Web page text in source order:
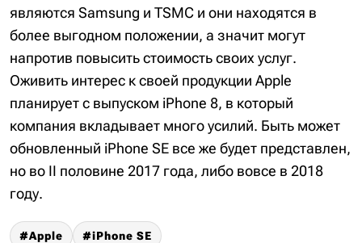
являются Samsung и TSMC и они находятся в
более выгодном положении, а значит могут
напротив повысить стоимость своих услуг.
Оживить интерес к своей продукции Apple
планирует с выпуском iPhone 8, в который
компания вкладывает много усилий. Быть может
обновленный iPhone SE все же будет представлен,
но во II половине 2017 года, либо вовсе в 2018
году.
Apple iPhone SE